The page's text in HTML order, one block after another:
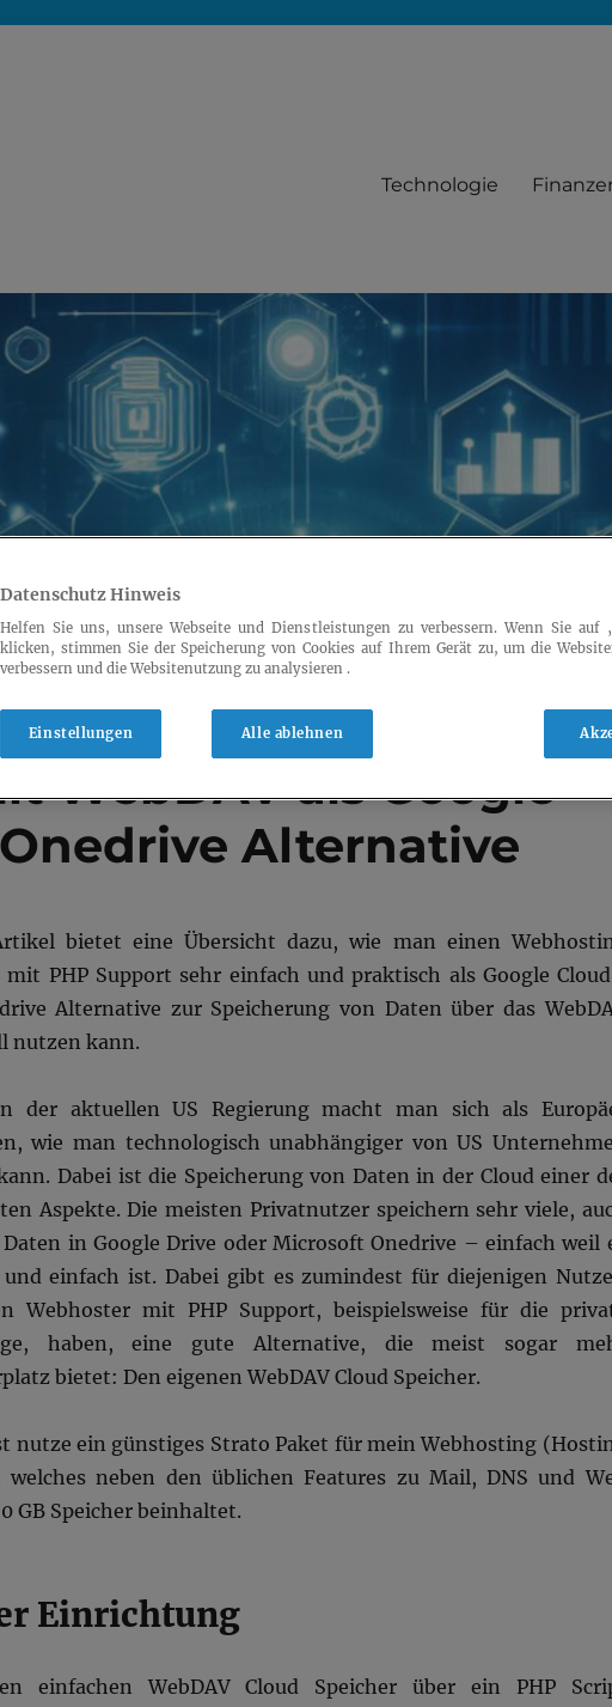
Technologie
WebDAV als Google
Alternative
bietet eine Übersicht dazu, wie man einen
mit PHP Support sehr einfach und praktisch als Google
Alternative zur Speicherung von Daten über das
nutzen kann.
der aktuellen US Regierung macht man sich als
wie man technologisch unabhängiger von US
Dabei ist die Speicherung von Daten in der Cloud einer
Aspekte. Die meisten Privatnutzer speichern sehr viele,
Daten in Google Drive oder Microsoft Onedrive – einfach weil
und einfach ist. Dabei gibt es zumindest für diejenigen
Webhoster mit PHP Support, beispielsweise für die
haben, eine gute Alternative, die meist sogar
bietet: Den eigenen WebDAV Cloud Speicher.
nutze ein günstiges Strato Paket für mein Webhosting
welches neben den üblichen Features zu Mail, DNS und
GB Speicher beinhaltet.
Einrichtung
einfachen WebDAV Cloud Speicher über ein PHP
Datenschutz Hinweis
Helfen Sie uns, unsere Webseite und Dienstleistungen zu verbessern. Wenn Sie auf
klicken, stimmen Sie der Speicherung von Cookies auf Ihrem Gerät zu, um die
verbessern und die Websitenutzung zu analysieren .
Einstellungen Alle ablehnen